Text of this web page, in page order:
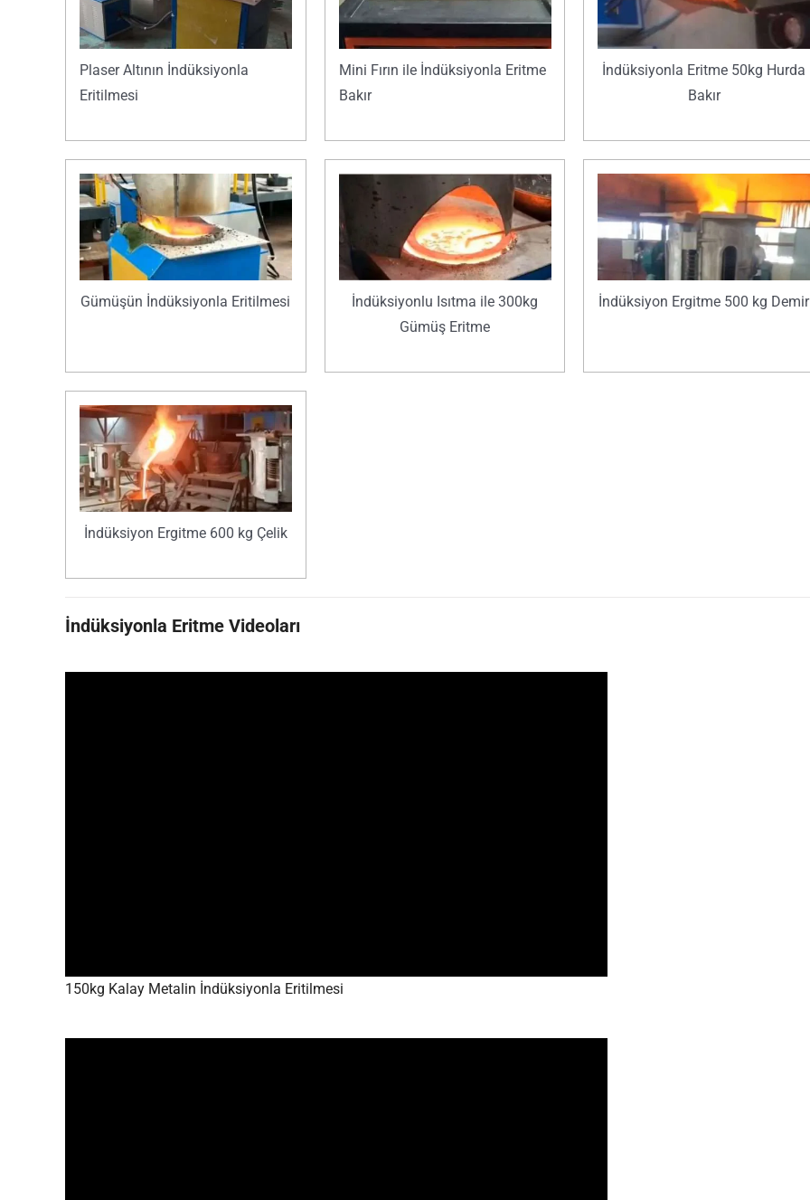
Plaser Altının İndüksiyonla
Eritilmesi
Mini Fırın ile İndüksiyonla Eritme
Bakır
İndüksiyonla Eritme 50kg Hurda
Bakır
Gümüşün İndüksiyonla Eritilmesi
İndüksiyonlu Isıtma ile 300kg
Gümüş Eritme
İndüksiyon Ergitme 500 kg Demir
İndüksiyon Ergitme 600 kg Çelik
İndüksiyonla Eritme Videoları
150kg Kalay Metalin İndüksiyonla Eritilmesi